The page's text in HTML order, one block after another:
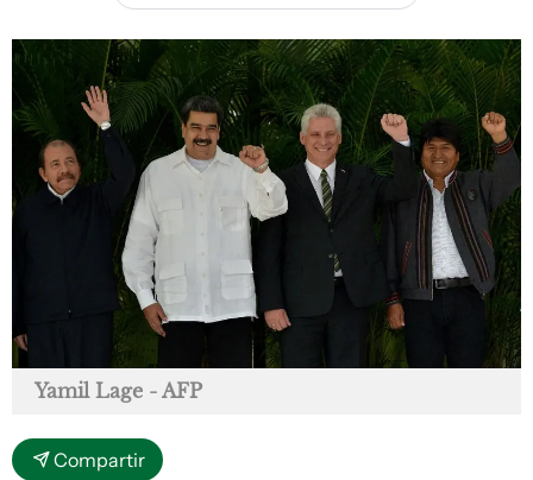
Yamil Lage - AFP
Compartir